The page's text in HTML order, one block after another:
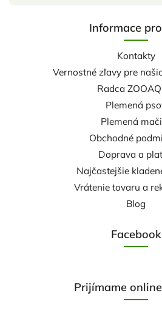
Informace
Kontakty
Vernostné zľavy pre
Radca
Plemená
Plemená
Obchodné
Doprava a
Najčastejšie
Vrátenie tovaru a
Blog
Facebook
Prijímame